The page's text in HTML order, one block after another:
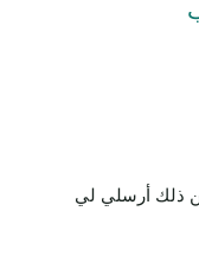
تريدين ذلك أرسلي لي